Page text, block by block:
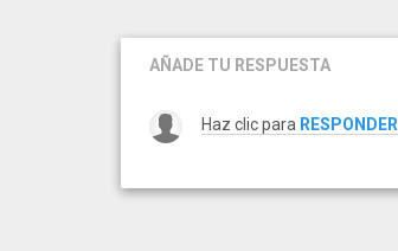
AÑADE TU RESPUESTA
Haz clic para RESPONDER